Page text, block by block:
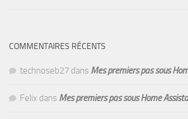
COMMENTAIRES RÉCENTS
technoseb27 dans Mes premiers pas sous
Felix dans Mes premiers pas sous Home